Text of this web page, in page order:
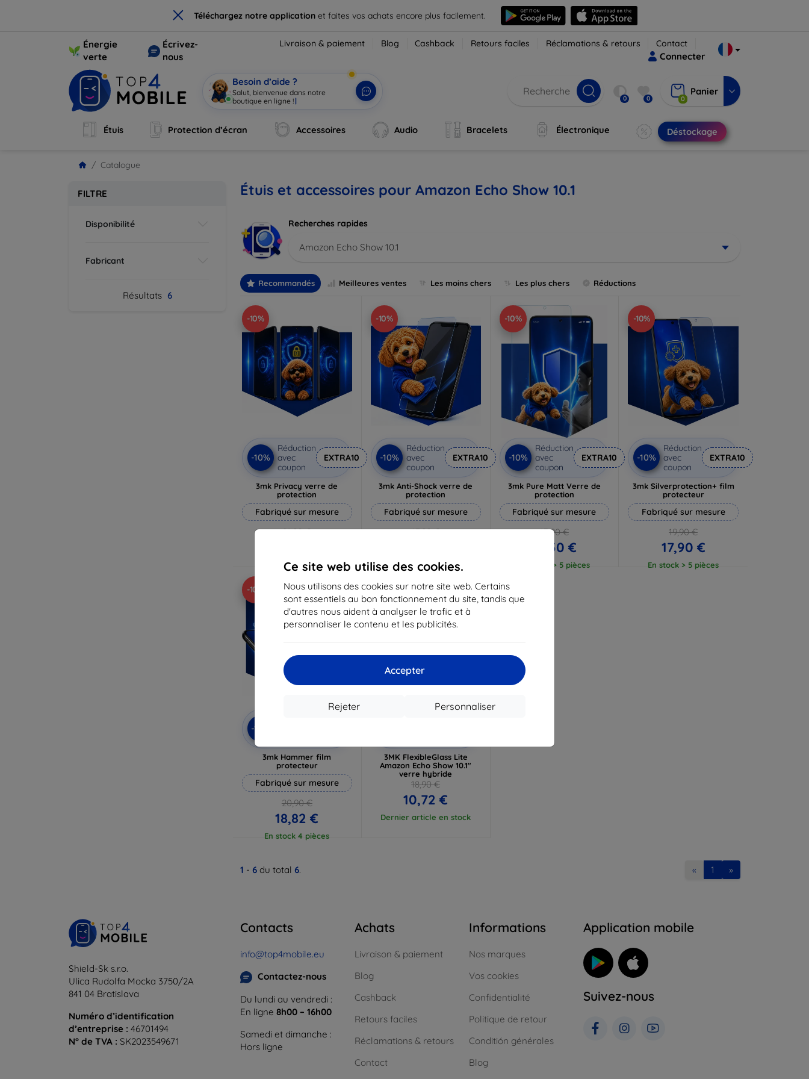
× Téléchargez notre application et faites vos achats encore plus facilement.
Ce site web utilise des cookies.
Nous utilisons des cookies sur notre site web. Certains
sont essentiels au bon fonctionnement du site, tandis que
d'autres nous aident à analyser le trafic et à
personnaliser le contenu et les publicités.
Accepter
Personnaliser
Rejeter
Énergie
verte
Écrivez-
nous
Livraison & paiement Blog Cashback Retours faciles Réclamations & retours Contact
Connecter
Besoin d’aide ?
Salut, bienvenue dans notre
boutique en ligne !| 0 0 0
Panier
Étuis Protection d’écran Accessoires Audio Bracelets Électronique Déstockage
Catalogue
FILTRE
Disponibilité
Fabricant
Résultats 6
Étuis et accessoires pour Amazon Echo Show 10.1
Recherches rapides
Amazon Echo Show 10.1
Recommandés Meilleures ventes Les moins chers Les plus chers Réductions
-10%
-10%
Réduction
avec
coupon
EXTRA10
3mk Privacy verre de
protection
Fabriqué sur mesure
21,90 €
En stock 3 pièces
-10%
-10%
Réduction
avec
coupon
EXTRA10
3mk Anti-Shock verre de
protection
Fabriqué sur mesure
17,90 €
En stock > 5 pièces
-10%
-10%
Réduction
avec
coupon
EXTRA10
3mk Pure Matt Verre de
protection
Fabriqué sur mesure
13,90 €
12,50 €
En stock > 5 pièces
-10%
-10%
Réduction
avec
coupon
EXTRA10
3mk Silverprotection+ film
protecteur
Fabriqué sur mesure
19,90 €
17,90 €
En stock > 5 pièces
-10%
-10%
3mk Hammer film
protecteur
Fabriqué sur mesure
20,90 €
18,82 €
En stock 4 pièces
-43%
3MK FlexibleGlass Lite
Amazon Echo Show 10.1"
verre hybride
18,90 €
10,72 €
Dernier article en stock
1 - 6 du total 6. « 1 »
Shield-Sk s.r.o.
Ulica Rudolfa Mocka 3750/2A
841 04 Bratislava
Numéro d’identification
d’entreprise : 46701494
N° de TVA : SK2023549671
Contacts
info@top4mobile.eu
Contactez-nous
Du lundi au vendredi :
En ligne 8h00 – 16h00
Samedi et dimanche :
Hors ligne
Achats
Livraison & paiement
Blog
Cashback
Retours faciles
Réclamations & retours
Contact
Informations
Nos marques
Vos cookies
Confidentialité
Politique de retour
Conditión générales
Blog
Application mobile
Suivez-nous